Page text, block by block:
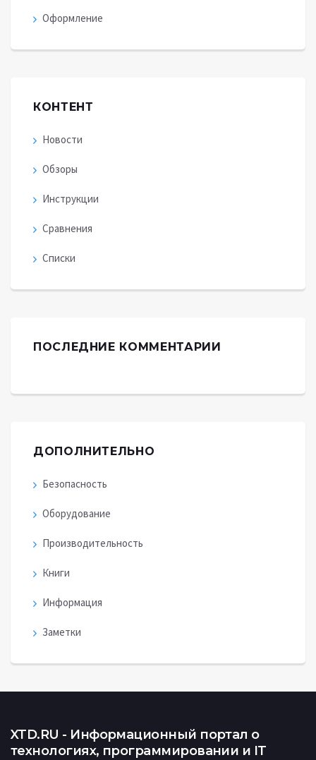
Оформление
КОНТЕНТ
Новости
Обзоры
Инструкции
Сравнения
Списки
ПОСЛЕДНИЕ КОММЕНТАРИИ
ДОПОЛНИТЕЛЬНО
Безопасность
Оборудование
Производительность
Книги
Информация
Заметки
XTD.RU - Информационный портал о
технологиях, программировании и IT